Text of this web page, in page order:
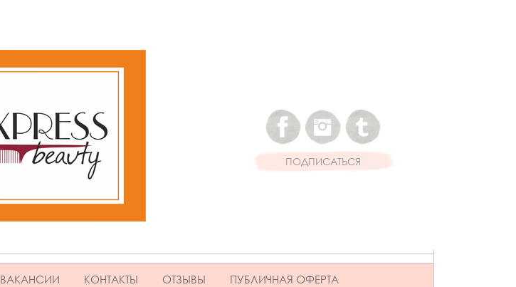
ПОДПИСАТЬСЯ
ВАКАНСИИ КОНТАКТЫ ОТЗЫВЫ ПУБЛИЧНАЯ ОФЕРТА